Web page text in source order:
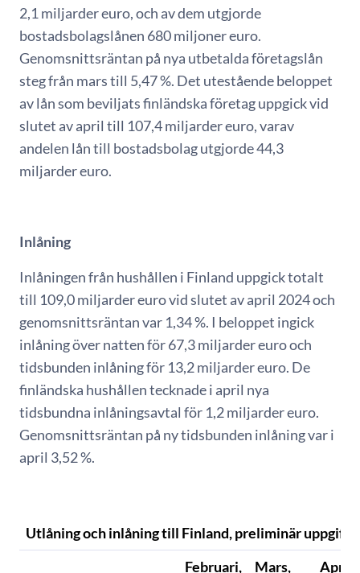
2,1 miljarder euro, och av dem utgjorde
bostadsbolagslånen 680 miljoner euro.
Genomsnittsräntan på nya utbetalda företagslån
steg från mars till 5,47 %. Det utestående beloppet
av lån som beviljats finländska företag uppgick vid
slutet av april till 107,4 miljarder euro, varav
andelen lån till bostadsbolag utgjorde 44,3
miljarder euro.
Inlåning
Inlåningen från hushållen i Finland uppgick totalt
till 109,0 miljarder euro vid slutet av april 2024 och
genomsnittsräntan var 1,34 %. I beloppet ingick
inlåning över natten för 67,3 miljarder euro och
tidsbunden inlåning för 13,2 miljarder euro. De
finländska hushållen tecknade i april nya
tidsbundna inlåningsavtal för 1,2 miljarder euro.
Genomsnittsräntan på ny tidsbunden inlåning var i
april 3,52 %.
Utlåning och inlåning till Finland, preliminär uppgift*
Februari,
Mars, April,